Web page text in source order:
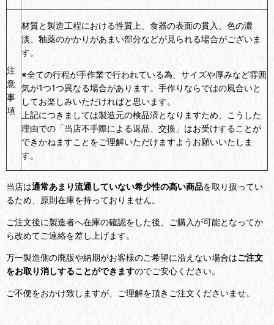
注
意
事
項
材質と製造工程における性質上、食器の表面の貫入、色の濃
淡、釉薬のかかりがあまい部分などが見られる場合がございま
す。
※全ての行程が手作業で行われている為、サイズや厚みなど雰囲
気が1つ1つ異なる場合があります。手作りならではの風合いと
してお楽しみいただければと思います。
上記につきましては製造元の検品済となりますため、こうした
理由での「当店不手際による返品、交換」はお受けすることが
できかねますことをご理解いただけますようお願いいたしま
す。
当店は通常あまり流通していない希少性の高い商品を取り扱ってい
るため、原則在庫を持っておりません。
ご注文後に製造者へ在庫の確認をした後、ご購入が可能となってか
ら改めてご連絡を差し上げます。
万一製造側の廃版や納期がお客様のご希望に沿えない場合はご注文
をお取り消しすることができますのでご安心ください。
ご不便をおかけ致しますが、ご理解を頂きご注文くださいませ。